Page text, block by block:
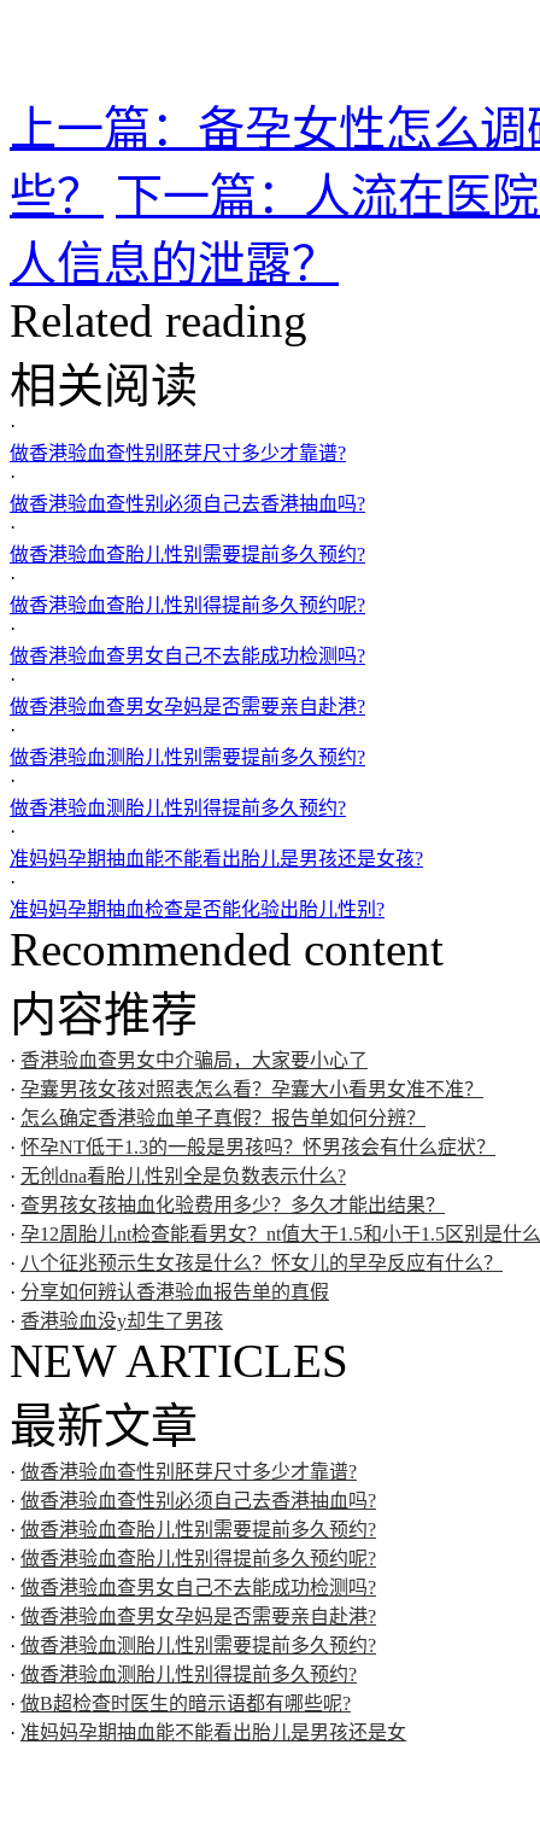
上一篇：备孕女性怎么
些？
下一篇：人流在医
人信息的泄露？
Related reading
相关阅读
·
做香港验血查性别胚芽尺寸多少才靠谱?
·
做香港验血查性别必须自己去香港抽血吗?
·
做香港验血查胎儿性别需要提前多久预约?
·
做香港验血查胎儿性别得提前多久预约呢?
·
做香港验血查男女自己不去能成功检测吗?
·
做香港验血查男女孕妈是否需要亲自赴港?
·
做香港验血测胎儿性别需要提前多久预约?
·
做香港验血测胎儿性别得提前多久预约?
·
准妈妈孕期抽血能不能看出胎儿是男孩还是女孩?
·
准妈妈孕期抽血检查是否能化验出胎儿性别?
Recommended content
内容推荐
· 香港验血查男女中介骗局，大家要小心了
· 孕囊男孩女孩对照表怎么看？孕囊大小看男女准不准？
· 怎么确定香港验血单子真假？报告单如何分辨？
· 怀孕NT低于1.3的一般是男孩吗？怀男孩会有什么症状？
· 无创dna看胎儿性别全是负数表示什么?
· 查男孩女孩抽血化验费用多少？多久才能出结果？
· 孕12周胎儿nt检查能看男女？nt值大于1.5和小于1.5区别是什
· 八个征兆预示生女孩是什么？怀女儿的早孕反应有什么？
· 分享如何辨认香港验血报告单的真假
· 香港验血没y却生了男孩
NEW ARTICLES
最新文章
· 做香港验血查性别胚芽尺寸多少才靠谱?
· 做香港验血查性别必须自己去香港抽血吗?
· 做香港验血查胎儿性别需要提前多久预约?
· 做香港验血查胎儿性别得提前多久预约呢?
· 做香港验血查男女自己不去能成功检测吗?
· 做香港验血查男女孕妈是否需要亲自赴港?
· 做香港验血测胎儿性别需要提前多久预约?
· 做香港验血测胎儿性别得提前多久预约?
· 做B超检查时医生的暗示语都有哪些呢?
· 准妈妈孕期抽血能不能看出胎儿是男孩还是女